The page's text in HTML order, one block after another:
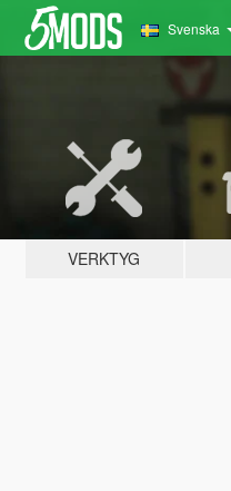
Svenska
VERKTYG